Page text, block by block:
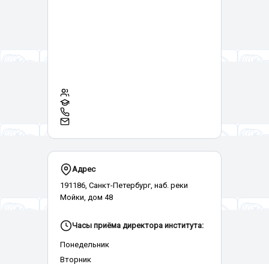
Адрес
191186, Санкт-Петербург, наб. реки
Мойки, дом 48
Часы приёма директора института:
Понедельник
Вторник